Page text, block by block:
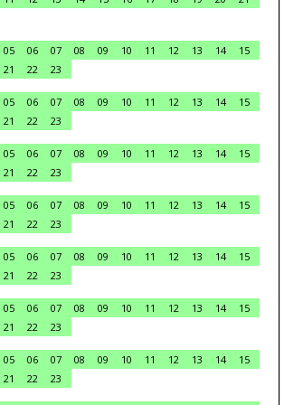
05 06 07 08 09 10 11 12 13 14
15
21 22
23
05 06 07 08 09 10 11 12 13 14
15
21 22
23
05 06 07 08 09 10 11 12 13 14
15
21 22
23
05 06 07 08 09 10 11 12 13 14
15
21 22
23
05 06 07 08 09 10 11 12 13 14
15
21 22
23
05 06 07 08 09 10 11 12 13 14
15
21 22
23
05 06 07 08 09 10 11 12 13 14
15
21 22
23